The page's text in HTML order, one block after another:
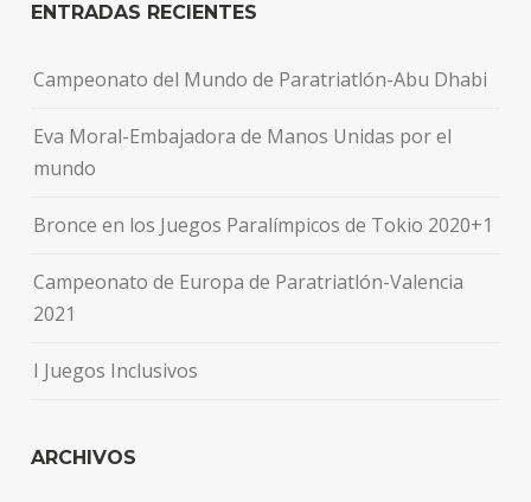
ENTRADAS RECIENTES
Campeonato del Mundo de Paratriatlón-Abu Dhabi
Eva Moral-Embajadora de Manos Unidas por el
mundo
Bronce en los Juegos Paralímpicos de Tokio 2020+1
Campeonato de Europa de Paratriatlón-Valencia
2021
I Juegos Inclusivos
ARCHIVOS